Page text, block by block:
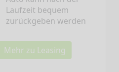
Laufzeit bequem
zurückgeben werden
Mehr zu Leasing